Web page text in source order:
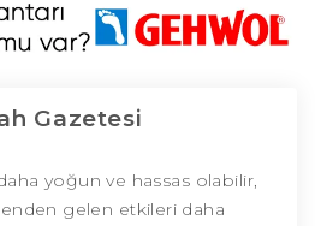
Gazetesi
yoğun ve hassas olabilir,
gelen etkileri daha